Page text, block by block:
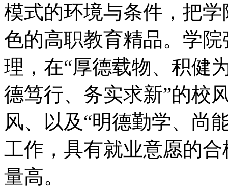
模式的环境与条件，把
色的高职教育精品。学
理，在“厚德载物、积健
德笃行、务实求新”的校
风、以及“明德勤学、尚
工作，具有就业意愿的
量高。